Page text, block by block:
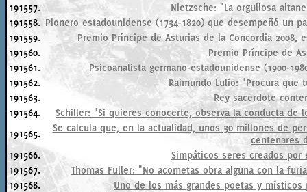
191557.
Nietzsche: "La orgullosa
191558. Pionero estadounidense (1734-1820) que desempeñó un
191559.
Premio Príncipe de Asturias de la Concordia
191560.
Premio Príncipe de
191561.
Psicoanalista germano-estadounidense (1900-
191562.
Raimundo Lulio: "Procura
191563.
Rey sacerdote
191564.
Schiller: "Si quieres conocerte, observa la conducta de
191565.
Se calcula que, en la actualidad, unos 30 millones de
centenares
191566.
Simpáticos seres creados por
191567.
Thomas Fuller: "No acometas obra alguna con la
191568.
Uno de los más grandes poetas y